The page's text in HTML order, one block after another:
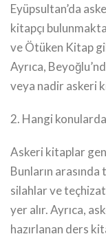
Eyüpsultan’da
kitapçı
ve Ötüken Kitap
Ayrıca,
veya nadir askeri
2. Hangi
Askeri kitaplar
Bunların
silahlar ve
yer alır. Ayrıca,
hazırlanan ders